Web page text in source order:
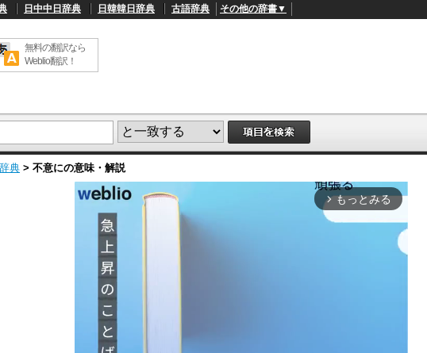
日中中日辞典 日韓韓日辞典 古語辞典 その他の辞書▼
無料の翻訳なら
Weblio翻訳！
典 > 不意にの意味・解説
arrow_forward_ios もっとみる